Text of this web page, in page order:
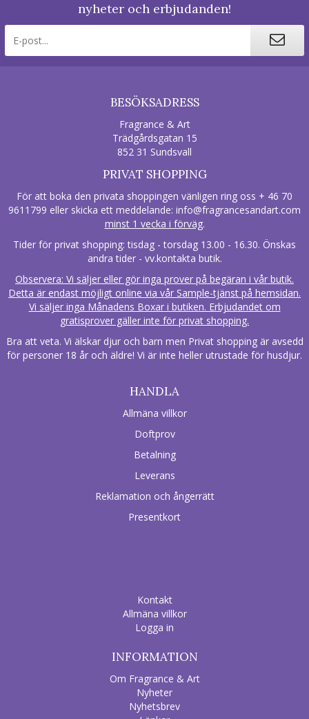
nyheter och erbjudanden!
BESÖKSADRESS
Fragrance & Art
Trädgårdsgatan 15
852 31 Sundsvall
PRIVAT SHOPPING
För att boka den privata shoppingen vänligen ring oss + 46 70
9611799 eller skicka ett meddelande: info@fragrancesandart.com
minst 1 vecka i förväg.
Tider för privat shopping: tisdag - torsdag 13.00 - 16.30. Önskas
andra tider - vv.kontakta butik.
Observera: Vi säljer eller gör inga prover på begäran i vår butik.
Detta är endast möjligt online via vår Sample-tjänst på hemsidan.
Vi säljer inga Månadens Boxar i butiken. Erbjudandet om
gratisprover gäller inte för privat shopping.
Bra att veta. Vi älskar djur och barn men Privat shopping är avsedd
för personer 18 år och äldre! Vi är inte heller utrustade för husdjur.
HANDLA
Allmäna villkor
Doftprov
Betalning
Leverans
Reklamation och ångerrätt
Presentkort
Kontakt
Allmäna villkor
Logga in
INFORMATION
Om Fragrance & Art
Nyheter
Nyhetsbrev